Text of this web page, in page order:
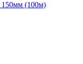
150мм (100м)